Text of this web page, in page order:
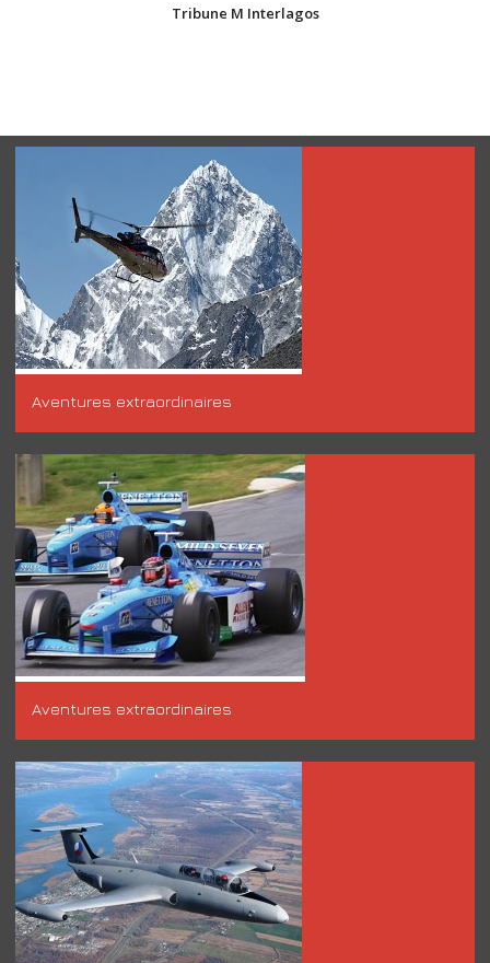
Tribune M Interlagos
Aventures extraordinaires
Aventures extraordinaires